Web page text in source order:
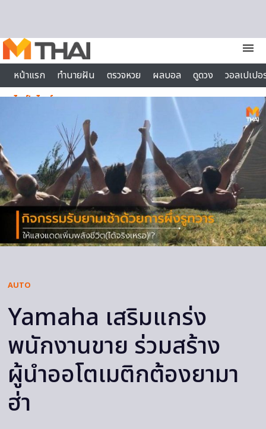
menu
หน้าแรก
ทำนายฝัน ตรวจหวย ผลบอล ดูดวง
วอลเปเป
ไลฟ์สไตล์
AUTO
Yamaha เสริมแกร่ง
พนักงานขาย ร่วมสร้าง
ผู้นำออโตเมติกต้องยามา
ฮ่า